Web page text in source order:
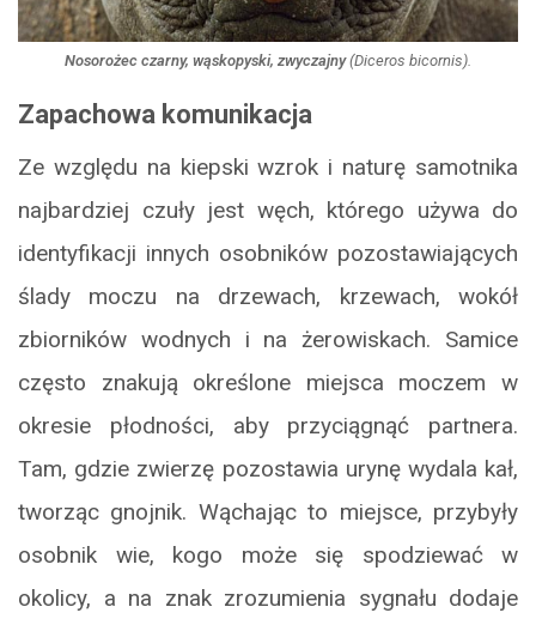
Nosorożec czarny, wąskopyski, zwyczajny(Diceros bicornis).
Zapachowa komunikacja
Ze względu na kiepski wzrok i naturę samotnika
najbardziej czuły jest węch, którego używa do
identyfikacji innych osobników pozostawiających
ślady moczu na drzewach, krzewach, wokół
zbiorników wodnych i na żerowiskach. Samice
często znakują określone miejsca moczem w
okresie płodności, aby przyciągnąć partnera.
Tam, gdzie zwierzę pozostawia urynę wydala kał,
tworząc gnojnik. Wąchając to miejsce, przybyły
osobnik wie, kogo może się spodziewać w
okolicy, a na znak zrozumienia sygnału dodaje